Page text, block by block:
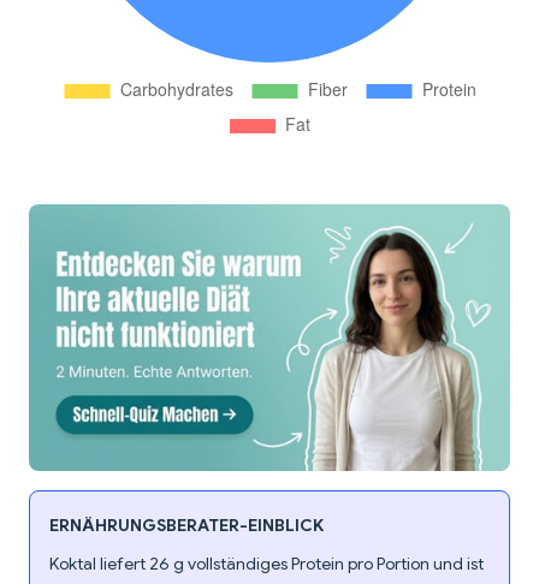
ERNÄHRUNGSBERATER-EINBLICK
Koktal liefert 26 g vollständiges Protein pro Portion und ist